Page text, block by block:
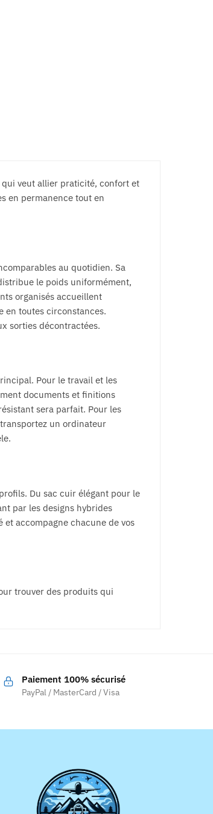
qui veut allier praticité, confort et
en permanence tout en
au quotidien. Sa
le poids uniformément,
organisés accueillent
en toutes circonstances.
sorties décontractées.
Pour le travail et les
documents et finitions
sera parfait. Pour les
un ordinateur
Du sac cuir élégant pour le
par les designs hybrides
accompagne chacune de vos
trouver des produits qui
Paiement 100% sécurisé
PayPal / MasterCard / Visa